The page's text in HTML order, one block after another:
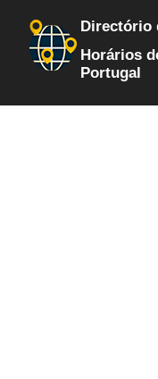
Directório
Horários
Portugal